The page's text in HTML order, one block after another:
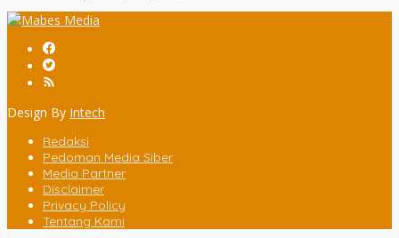
Design By Intech
Redaksi
Pedoman Media Siber
Media Partner
Disclaimer
Privacy Policy
Tentang Kami